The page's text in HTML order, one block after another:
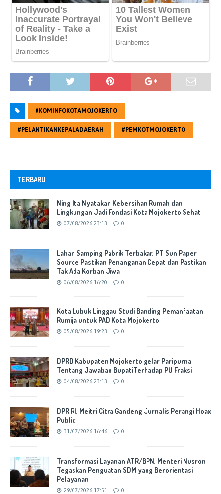
#KOMINFOKOTAMOJOKERTO
#PELANTIKANKEPALADAERAH #PEMKOTMOJOKERTO
TERBARU
Ning Ita Nyatakan Kebersihan Rumah dan
Lingkungan Jadi Fondasi Kota Mojokerto Sehat
07/08/2026 23:13 0
Lahan Samping Pabrik Terbakar, PT Sun Paper
Source Pastikan Penanganan Cepat dan Pastikan
Tak Ada Korban Jiwa
06/08/2026 16:20 0
Kota Lubuk Linggau Studi Banding Pemanfaatan
Rumija untuk PAD Kota Mojokerto
05/08/2026 19:23 0
DPRD Kabupaten Mojokerto gelar Paripurna
Tentang Jawaban BupatiTerhadap PU Fraksi
04/08/2026 23:13 0
DPR RI, Meitri Citra Gandeng Jurnalis Perangi Hoax
Public
31/07/2026 16:46 0
Transformasi Layanan ATR/BPN, Menteri Nusron
Tegaskan Penguatan SDM yang Berorientasi
Pelayanan
29/07/2026 17:51 0